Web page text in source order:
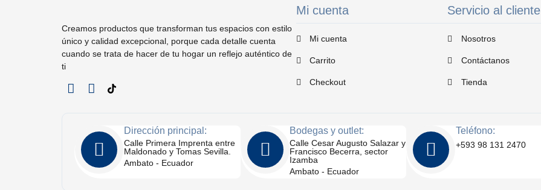
Creamos productos que transforman tus espacios con estilo
único y calidad excepcional, porque cada detalle cuenta
cuando se trata de hacer de tu hogar un reflejo auténtico de
ti
Mi cuenta
Mi cuenta
Carrito
Checkout
Servicio al cliente
Nosotros
Contáctanos
Tienda
Dirección principal:
Calle Primera Imprenta entre
Maldonado y Tomas Sevilla.
Ambato - Ecuador
Bodegas y outlet:
Calle Cesar Augusto Salazar y
Francisco Becerra, sector
Izamba
Ambato - Ecuador
Teléfono:
+593 98 131 2470